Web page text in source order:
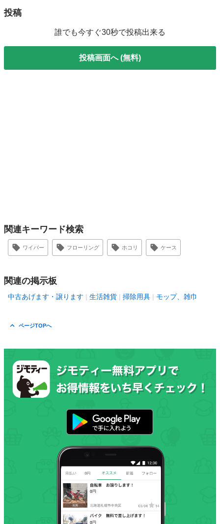
投稿
誰でも今すぐ30秒で投稿出来る
投稿画面へ (無料)
関連キーワード検索
ワイパー フローリング ホコリ ケース
関連の掲示板
中古あげます・譲ります 生活雑貨 掃除用具 モップ、雑巾
ページTOPへ